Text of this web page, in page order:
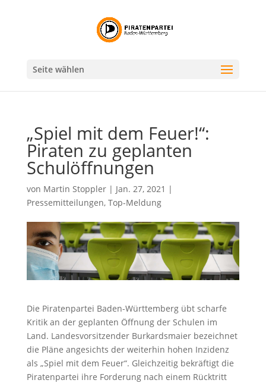
Seite wählen
„Spiel mit dem Feuer!“:
Piraten zu geplanten
Schulöffnungen
von Martin Stoppler| Jan. 27, 2021 |
Pressemitteilungen, Top-Meldung
Die Piratenpartei Baden-Württemberg übt scharfe
Kritik an der geplanten Öffnung der Schulen im
Land. Landesvorsitzender Burkardsmaier bezeichnet
die Pläne angesichts der weiterhin hohen Inzidenz
als „Spiel mit dem Feuer“. Gleichzeitig bekräftigt die
Piratenpartei ihre Forderung nach einem Rücktritt